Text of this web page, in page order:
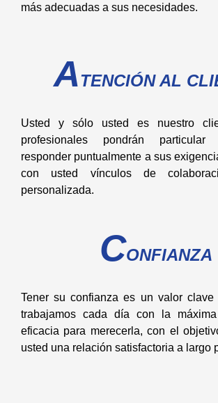
más adecuadas a sus necesidades.
ATENCIÓN AL
Usted y sólo usted es nuestro
profesionales pondrán
responder puntualmente a sus
con usted vínculos de
personalizada.
CONFIANZA
Tener su confianza es un valor clave
trabajamos cada día con la
eficacia para merecerla, con el
usted una relación satisfactoria a largo